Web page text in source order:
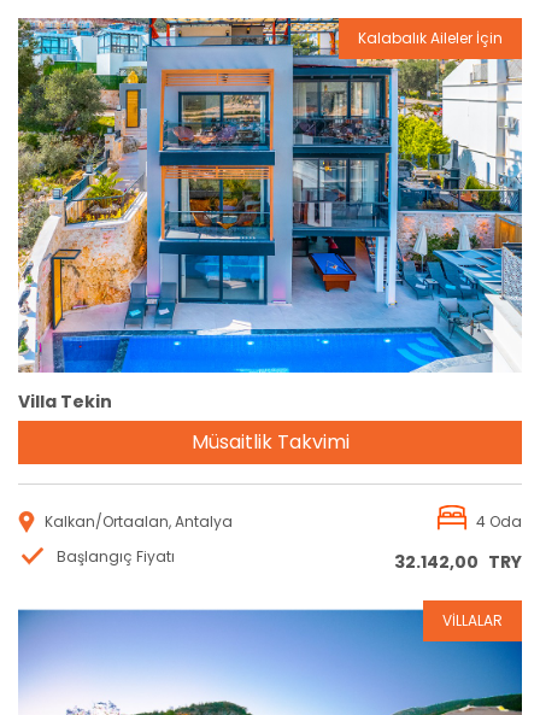
Rezervasyon
Kalabalık Aileler İçin
Villa Tekin
Müsaitlik Takvimi
Kalkan/Ortaalan, Antalya
4 Oda
Başlangıç Fiyatı
32.142,00 TRY
VİLLALAR